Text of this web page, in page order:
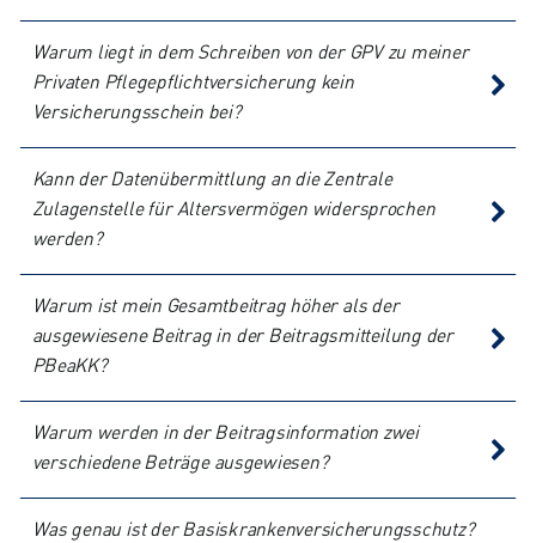
Warum liegt in dem Schreiben von der GPV zu meiner
Privaten Pflegepflichtversicherung kein
Versicherungsschein bei?
Kann der Datenübermittlung an die Zentrale
Zulagenstelle für Altersvermögen widersprochen
werden?
Warum ist mein Gesamtbeitrag höher als der
ausgewiesene Beitrag in der Beitragsmitteilung der
PBeaKK?
Warum werden in der Beitragsinformation zwei
verschiedene Beträge ausgewiesen?
Was genau ist der Basiskrankenversicherungsschutz?